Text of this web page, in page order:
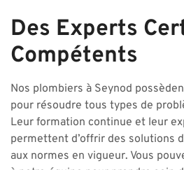
Des Experts
Compétents
Nos plombiers à Seynod
pour résoudre tous types de
Leur formation continue et leur
permettent d’offrir des solutions
aux normes en vigueur. Vous